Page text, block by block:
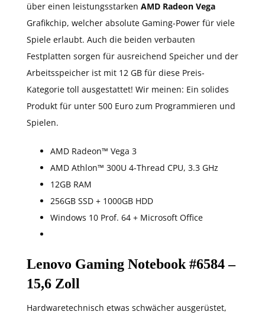
über einen leistungsstarken AMD Radeon Vega
Grafikchip, welcher absolute Gaming-Power für viele
Spiele erlaubt. Auch die beiden verbauten
Festplatten sorgen für ausreichend Speicher und der
Arbeitsspeicher ist mit 12 GB für diese Preis-
Kategorie toll ausgestattet! Wir meinen: Ein solides
Produkt für unter 500 Euro zum Programmieren und
Spielen.
AMD Radeon™ Vega 3
AMD Athlon™ 300U 4-Thread CPU, 3.3 GHz
12GB RAM
256GB SSD + 1000GB HDD
Windows 10 Prof. 64 + Microsoft Office
Lenovo Gaming Notebook #6584 –
15,6 Zoll
Hardwaretechnisch etwas schwächer ausgerüstet,